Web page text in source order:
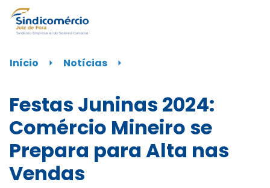
Início ⏵ Notícias ⏵
Festas Juninas 2024:
Comércio Mineiro se
Prepara para Alta nas
Vendas